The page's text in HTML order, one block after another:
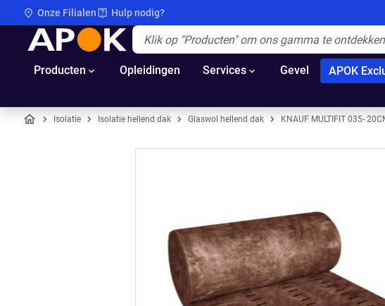
Onze Filialen Hulp nodig?
APOK
Producten Opleidingen Services Gevel APOK
Isolatie Isolatie hellend dak Glaswol hellend dak KNAUF MULTIFIT 035-